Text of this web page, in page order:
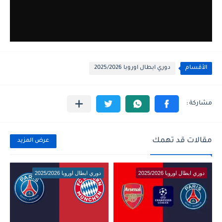
الأقسام دوري ابطال اوروبا 2025/2026
مقالات قد تهمك عرض المزيد
دوري ابطال اوروبا 2025/2026 دوري ابطال اوروبا 2025/2026